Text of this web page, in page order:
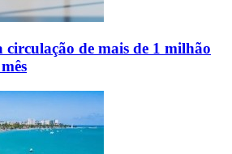
de mais de 1 milhão